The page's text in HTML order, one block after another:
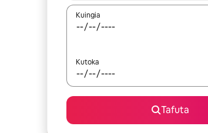
Kuingia
Kutoka
Tafuta